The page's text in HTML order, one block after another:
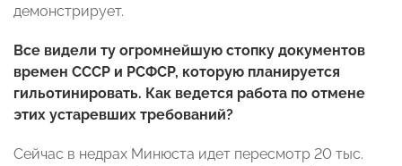
демонстрирует.
Все видели ту огромнейшую стопку документов
времен СССР и РСФСР, которую планируется
гильотинировать. Как ведется работа по отмене
этих устаревших требований?
Сейчас в недрах Минюста идет пересмотр 20 тыс.